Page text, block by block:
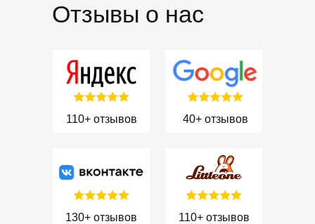
110+ отзывов
130+ отзывов
40+ отзывов
110+ отзывов
Отзывы о нас